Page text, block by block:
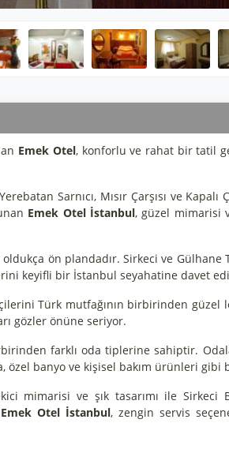
Emek Otel, konforlu ve rahat bir tatil
Sarnıcı, Mısır Çarşısı ve
Emek Otel İstanbul, güzel mimarisi
ön plandadır. Sirkeci ve Gülhane
keyifli bir İstanbul seyahatine davet
Türk mutfağının birbirinden güzel
gözler önüne seriyor.
farklı oda tiplerine sahiptir.
özel banyo ve kişisel bakım ürünleri
mimarisi ve şık tasarımı ile Sirkeci
Emek Otel İstanbul, zengin servis